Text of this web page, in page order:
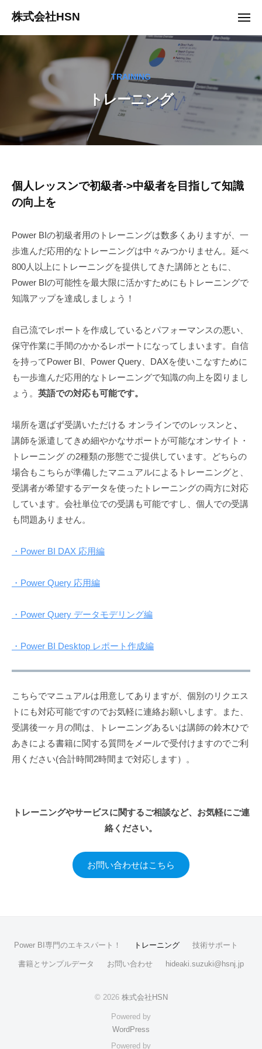
ッ
株式会社HSN
メ
ュ
ー
TRAINING
トレーニング
ト
レ
ー
ニ
ン
グ
年
11
月
5
個人レッスンで初級者->中級者を目指して知識
の向上を
Power BIの初級者用のトレーニングは数多くありますが、一
歩進んだ応用的なトレーニングは中々みつかりません。延べ
800人以上にトレーニングを提供してきた講師とともに、
Power BIの可能性を最大限に活かすためにもトレーニングで
知識アップを達成しましょう！
自己流でレポートを作成しているとパフォーマンスの悪い、
保守作業に手間のかかるレポートになってしまいます。自信
を持ってPower BI、Power Query、DAXを使いこなすために
も一歩進んだ応用的なトレーニングで知識の向上を図りまし
ょう。 英語での対応も可能です。
場所を選ばず受講いただける オンラインでのレッスンと 、
講師を派遣してきめ細やかなサポートが可能なオンサイト・
トレーニング の2種類の形態でご提供しています。どちらの
場合もこちらが準備したマニュアルによるトレーニングと、
受講者が希望するデータを使ったトレーニングの両方に対応
しています。会社単位での受講も可能ですし、個人での受講
も問題ありません。
・Power BI DAX 応用編
・Power Query 応用編
・Power Query データモデリング編
・Power BI Desktop レポート作成編
こちらでマニュアルは用意してありますが、個別のリクエス
トにも対応可能ですのでお気軽に連絡お願いします。また、
受講後一ヶ月の間は、トレーニングあるいは講師の鈴木ひで
あきによる書籍に関する質問をメールで受付けますのでご利
用ください(合計時間2時間まで対応します）。
トレーニングやサービスに関するご相談など、お気軽にご連
絡ください。
お問い合わせはこちら
Power BI専門のエキスパート！ トレーニング 技術サポート
書籍とサンプルデータ お問い合わせ hideaki.suzuki@hsnj.jp
© 2026 株式会社HSN
Powered by
WordPress
Powered by